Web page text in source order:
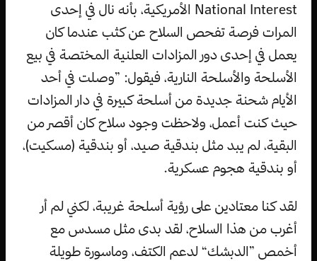
National Interest الأمريكية، بأنه نال في إحدى
المرات فرصة تفحص السلاح عن كثب عندما كان
يعمل في إحدى دور المزادات العلنية المختصة في بيع
الأسلحة والأسلحة النارية، فيقول: ”وصلت في أحد
الأيام شحنة جديدة من أسلحة كبيرة في دار المزادات
حيث كنت أعمل، ولاحظت وجود سلاح كان أقصر من
البقية، لم يبد مثل بندقية صيد، أو بندقية (مسكيت)،
أو بندقية هجوم عسكرية.
لقد كنا معتادين على رؤية أسلحة غريبة، لكني لم أر
أغرب من هذا السلاح، لقد بدى مثل مسدس مع
أخمص ”الدبشك“ لدعم الكتف، وماسورة طويلة